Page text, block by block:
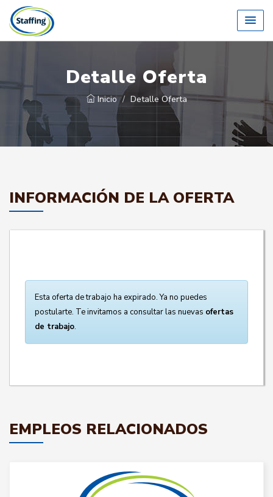
Detalle Oferta
Inicio Detalle Oferta
INFORMACIÓN DE LA OFERTA
Esta oferta de trabajo ha expirado. Ya no puedes
postularte. Te invitamos a consultar las nuevas ofertas
de trabajo.
EMPLEOS RELACIONADOS